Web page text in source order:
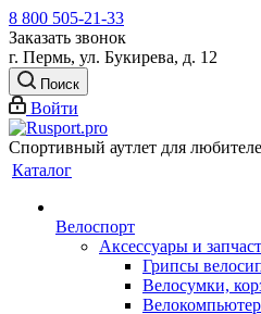
8 800 505-21-33
Заказать звонок
г. Пермь, ул. Букирева, д. 12
Поиск
Войти
Спортивный аутлет для
Каталог
Велоспорт
Аксессуары и
Грипсы
Велосумки,